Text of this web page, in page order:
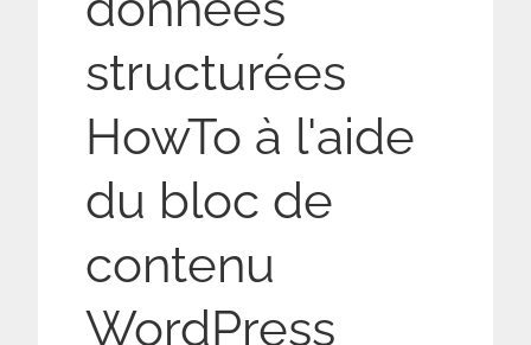
structurées
HowTo à l'aide
du bloc de
contenu
WordPress